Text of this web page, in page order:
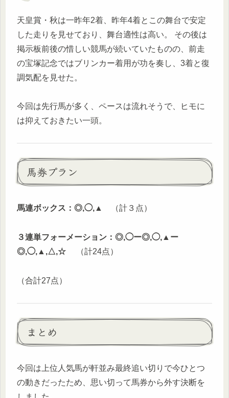
天皇賞・秋は一昨年2着、昨年4着とこの舞台で安定
した走りを見せており、舞台適性は高い。 その後は
掲示板前後の惜しい競馬が続いていたものの、前走
の宝塚記念ではブリンカー着用が功を奏し、3着と復
調気配を見せた。
今回は先行馬が多く、ペースは流れそうで、ヒモに
は抑えておきたい一頭。
馬券プラン
馬連ボックス：◎,◯,▲ （計３点）
３連単フォーメーション：◎,◯ー◎,◯,▲ー
◎,◯,▲,△,☆
（計24点）
（合計27点）
まとめ
今回は上位人気馬が軒並み最終追い切りで今ひとつ
の動きだったため、思い切って馬券から外す決断を